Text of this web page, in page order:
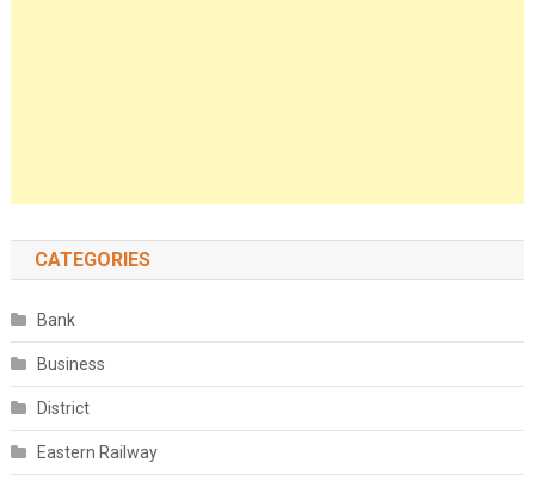
CATEGORIES
Bank
Business
District
Eastern Railway